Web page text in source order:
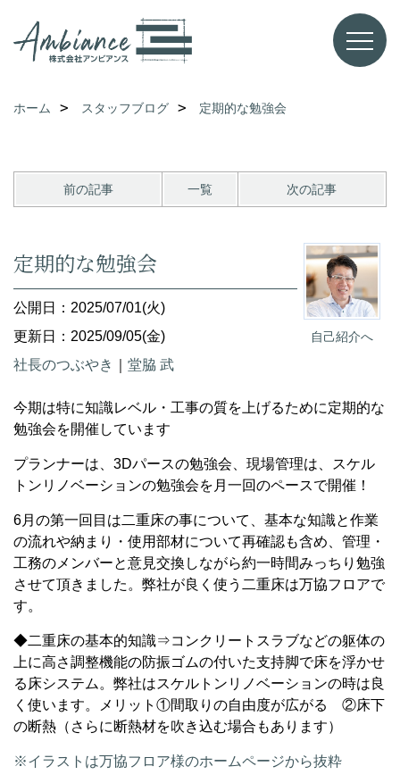
ホーム スタッフブログ 定期的な勉強会
前の記事 一覧 次の記事
自己紹介へ
定期的な勉強会
公開日：2025/07/01(火)
更新日：2025/09/05(金)
社長のつぶやき
堂脇 武
今期は特に知識レベル・工事の質を上げるために定期的な
勉強会を開催しています
プランナーは、3Dパースの勉強会、現場管理は、スケル
トンリノベーションの勉強会を月一回のペースで開催！
6月の第一回目は二重床の事について、基本な知識と作業
の流れや納まり・使用部材について再確認も含め、管理・
工務のメンバーと意見交換しながら約一時間みっちり勉強
させて頂きました。弊社が良く使う二重床は万協フロアで
す。
◆二重床の基本的知識⇒コンクリートスラブなどの躯体の
上に高さ調整機能の防振ゴムの付いた支持脚で床を浮かせ
る床システム。弊社はスケルトンリノベーションの時は良
く使います。メリット①間取りの自由度が広がる ②床下
の断熱（さらに断熱材を吹き込む場合もあります）
※イラストは万協フロア様のホームページから抜粋